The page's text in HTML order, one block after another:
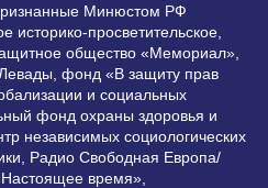
Минюстом РФ
просветительское,
общество «Мемориал»,
фонд «В защиту прав
и социальных
фонд охраны здоровья и
независимых социологических
Радио Свободная Европа/
время»,